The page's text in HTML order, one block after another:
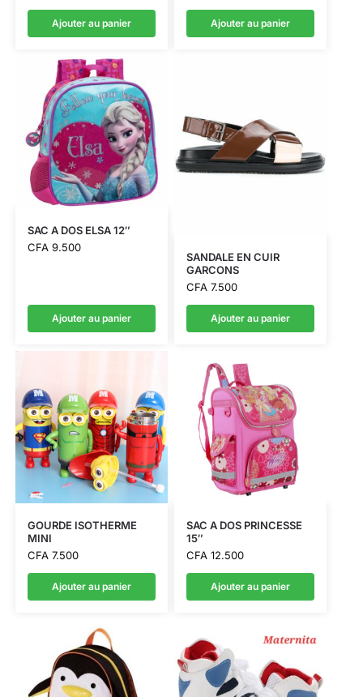
Ajouter au panier Ajouter au panier
SAC A DOS ELSA 12″
CFA9.500
Ajouter au panier
SANDALE EN CUIR
GARCONS
CFA7.500
Ajouter au panier
GOURDE ISOTHERME
MINI
CFA7.500
Ajouter au panier
SAC A DOS PRINCESSE
15″
CFA12.500
Ajouter au panier